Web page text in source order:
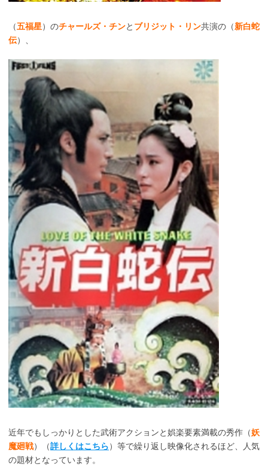
（五福星）のチャールズ・チンと ブリジット・リン共演の（新白蛇
伝）、
近年でもしっかりとした武術アクションと娯楽要素満載の秀作（妖
魔廻戦）（詳しくはこちら）等で繰り返し映像化されるほど、人気
の題材となっています。